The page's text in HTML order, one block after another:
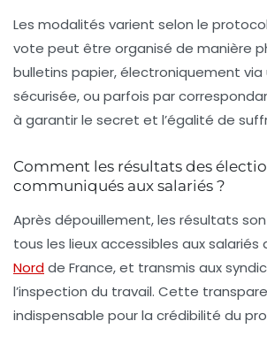
Les modalités varient selon le
vote peut être organisé de manière
bulletins papier, électroniquement
sécurisée, ou parfois par
à garantir le secret et l’égalité de
Comment les résultats des
communiqués aux salariés ?
Après dépouillement, les résultats
tous les lieux accessibles aux salariés
Nordde France, et transmis aux
l’inspection du travail. Cette
indispensable pour la crédibilité du